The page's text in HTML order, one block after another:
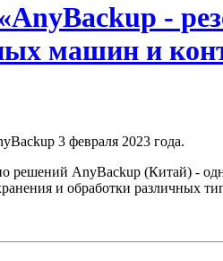
-
машин и
3 февраля 2023 года.
AnyBackup (Китай) -
и обработки различных